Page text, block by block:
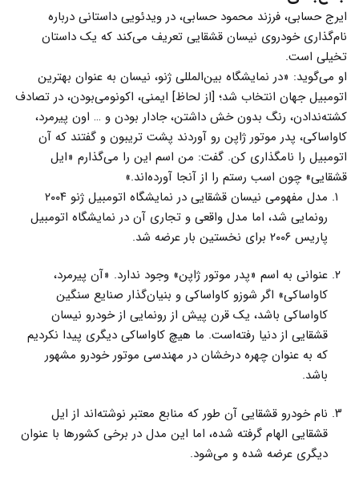
ایرج حسابی، فرزند محمود حسابی، در ویدئویی داستانی درباره
نام‌گذاری خودروی نیسان قشقایی تعریف می‌کند که یک داستان
تخیلی است.
او می‌گوید: «در نمایشگاه بین‌المللی ژنو، نیسان به عنوان بهترین
اتومبیل جهان انتخاب شد؛ [از لحاظ] ایمنی‌، اکونومی‌بودن، در تصادف
کشته‌ندادن، رنگ بدون خش داشتن، جادار بودن و … اون پیرمرد،
کاواساکی، پدر موتور ژاپن رو آوردند پشت تریبون و گفتند که آن
اتومبیل را نامگذاری کن. گفت: من اسم این را می‌گذارم «ایل
قشقایی» چون اسب رستم را از آنجا آورده‌اند.»
مدل مفهومی نیسان قشقایی در نمایشگاه اتومبیل ژنو ۲۰۰۴
رونمایی شد، اما مدل واقعی و تجاری آن در نمایشگاه اتومبیل
پاریس ۲۰۰۶ برای نخستین بار عرضه شد.
عنوانی به اسم «پدر موتور ژاپن» وجود ندارد. «آن پیرمرد،
کاواساکی» اگر شوزو کاواساکی و بنیان‌گذار صنایع سنگین
کاواساکی باشد، یک قرن پیش از رونمایی از خودرو نیسان
قشقایی از دنیا رفته‌است. ما هیچ کاواساکی دیگری پیدا نکردیم
که به عنوان چهره درخشان در مهندسی موتور خودرو مشهور
باشد.
نام خودرو قشقایی آن طور که منابع معتبر نوشته‌اند از ایل
قشقایی الهام گرفته شده، اما این مدل در برخی کشورها با عنوان
دیگری عرضه شده و می‌شود.